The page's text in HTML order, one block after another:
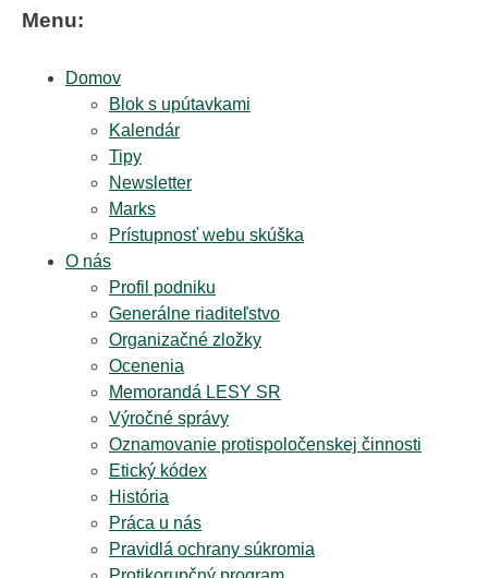
Menu:
Domov
Blok s upútavkami
Kalendár
Tipy
Newsletter
Marks
Prístupnosť webu skúška
O nás
Profil podniku
Generálne riaditeľstvo
Organizačné zložky
Ocenenia
Memorandá LESY SR
Výročné správy
Oznamovanie protispoločenskej činnosti
Etický kódex
História
Práca u nás
Pravidlá ochrany súkromia